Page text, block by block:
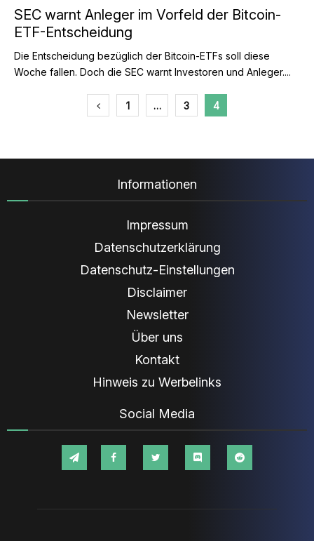
SEC warnt Anleger im Vorfeld der Bitcoin-
ETF-Entscheidung
Die Entscheidung bezüglich der Bitcoin-ETFs soll diese
Woche fallen. Doch die SEC warnt Investoren und Anleger....
Seitennummerierung
Beiträge
1 … 3 4
Informationen
Impressum
Datenschutzerklärung
Datenschutz-Einstellungen
Disclaimer
Newsletter
Über uns
Kontakt
Hinweis zu Werbelinks
Social Media